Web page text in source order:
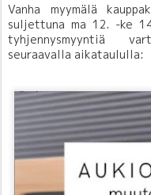
Vanha myymälä
suljettuna ma 12. -ke
tyhjennysmyyntiä
seuraavalla aikataululla: